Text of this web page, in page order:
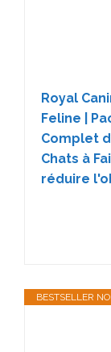
Royal
Feline |
Complet
Chats à
réduire
BESTSELLER